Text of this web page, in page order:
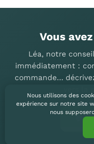
Vous
Léa, notre
immédiatement :
commande…
💬
Nous utilisons des
expérience sur notre site
nous